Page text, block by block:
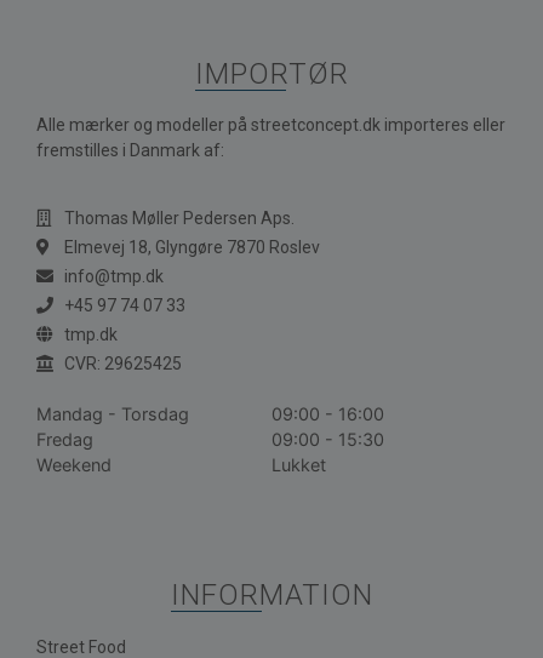
IMPORTØR
Alle mærker og modeller på streetconcept.dk importeres eller
fremstilles i Danmark af:
Thomas Møller Pedersen Aps.
Elmevej 18, Glyngøre 7870 Roslev
info@tmp.dk
+45 97 74 07 33
tmp.dk
CVR: 29625425
Mandag - Torsdag
09:00 - 16:00
Fredag
09:00 - 15:30
Weekend
Lukket
INFORMATION
Street Food